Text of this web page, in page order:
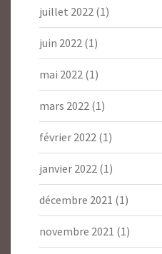
juillet 2022 (1)
juin 2022 (1)
mai 2022 (1)
mars 2022 (1)
février 2022 (1)
janvier 2022 (1)
décembre 2021 (1)
novembre 2021 (1)